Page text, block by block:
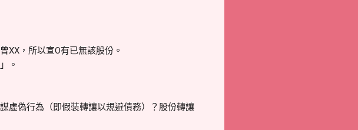
，所以宣O有已無該股份。
。
偽行為（即假裝轉讓以規避債務）？股份轉讓